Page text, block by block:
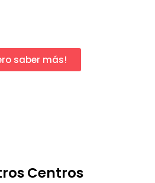
saber más!
Centros